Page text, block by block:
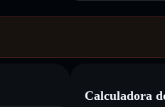
Calculadora